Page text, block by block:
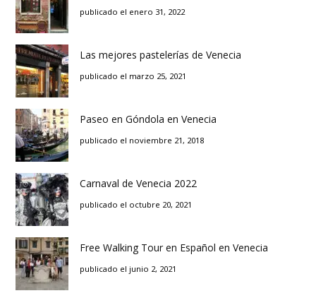
publicado el enero 31, 2022
Las mejores pastelerías de Venecia
publicado el marzo 25, 2021
Paseo en Góndola en Venecia
publicado el noviembre 21, 2018
Carnaval de Venecia 2022
publicado el octubre 20, 2021
Free Walking Tour en Español en Venecia
publicado el junio 2, 2021